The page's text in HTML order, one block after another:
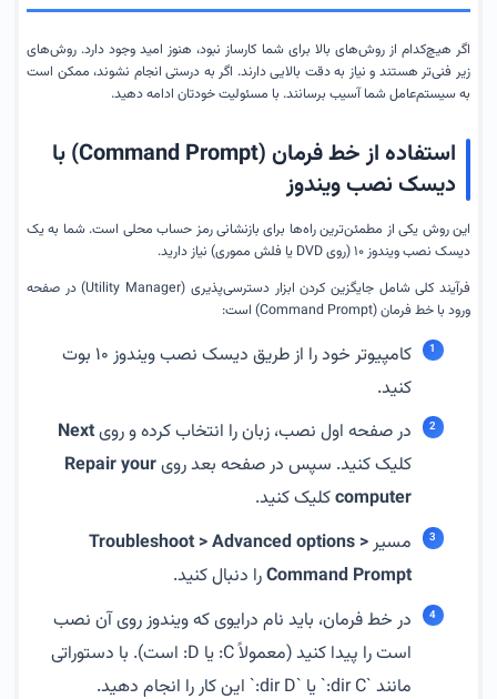
اگر هیچ‌کدام از روش‌های بالا برای شما کارساز نبود، هنوز امید وجود دارد. روش‌های
زیر فنی‌تر هستند و نیاز به دقت بالایی دارند. اگر به درستی انجام نشوند، ممکن است
به سیستم‌عامل شما آسیب برسانند. با مسئولیت خودتان ادامه دهید.
استفاده از خط فرمان (Command Prompt) با
دیسک نصب ویندوز
این روش یکی از مطمئن‌ترین راه‌ها برای بازنشانی رمز حساب محلی است. شما به یک
دیسک نصب ویندوز ۱۰ (روی DVD یا فلش مموری) نیاز دارید.
فرآیند کلی شامل جایگزین کردن ابزار دسترسی‌پذیری (Utility Manager) در صفحه
ورود با خط فرمان (Command Prompt) است:
کامپیوتر خود را از طریق دیسک نصب ویندوز ۱۰ بوت
کنید.
در صفحه اول نصب، زبان را انتخاب کرده و رویNext
کلیک کنید. سپس در صفحه بعد رویRepair your
computerکلیک کنید.
مسیرTroubleshoot > Advanced options >
Command Promptرا دنبال کنید.
در خط فرمان، باید نام درایوی که ویندوز روی آن نصب
است را پیدا کنید (معمولاً C: یا D: است). با دستوراتی
مانند `dir C:` یا `dir D:` این کار را انجام دهید.